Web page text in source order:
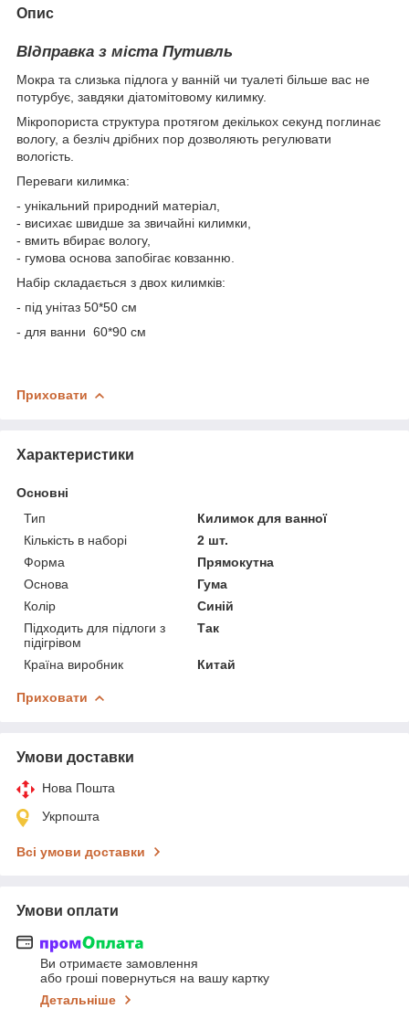
Опис
ВІдправка з міста Путивль
Мокра та слизька підлога у ванній чи туалеті більше вас не
потурбує, завдяки діатомітовому килимку.
Мікропориста структура протягом декількох секунд поглинає
вологу, а безліч дрібних пор дозволяють регулювати
вологість.
Переваги килимка:
- унікальний природний матеріал,
- висихає швидше за звичайні килимки,
- вмить вбирає вологу,
- гумова основа запобігає ковзанню.
Набір складається з двох килимків:
- під унітаз 50*50 см
- для ванни 60*90 см
Приховати
Характеристики
Основні
Тип
Килимок для ванної
Кількість в наборі
2 шт.
Форма
Прямокутна
Основа
Гума
Колір
Синій
Підходить для підлоги з
підігрівом
Так
Країна виробник Китай
Приховати
Умови доставки
Нова Пошта
Укрпошта
Всі умови доставки
Умови оплати
Ви отримаєте замовлення
або гроші повернуться на вашу картку
Детальніше